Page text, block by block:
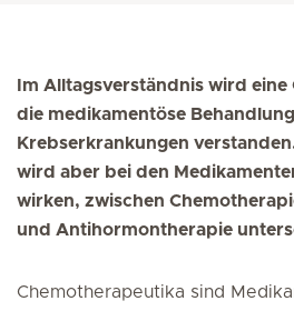
Im Alltagsverständnis wird eine
die medikamentöse
Krebserkrankungen
wird aber bei den
wirken, zwischen
und Antihormontherapie
Chemotherapeutika sind